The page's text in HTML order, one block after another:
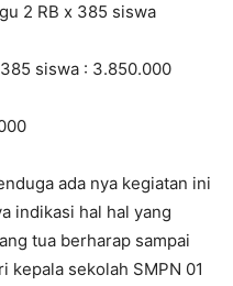
2 RB x 385 siswa
siswa : 3.850.000
ada nya kegiatan ini
indikasi hal hal yang
tua berharap sampai
kepala sekolah SMPN 01